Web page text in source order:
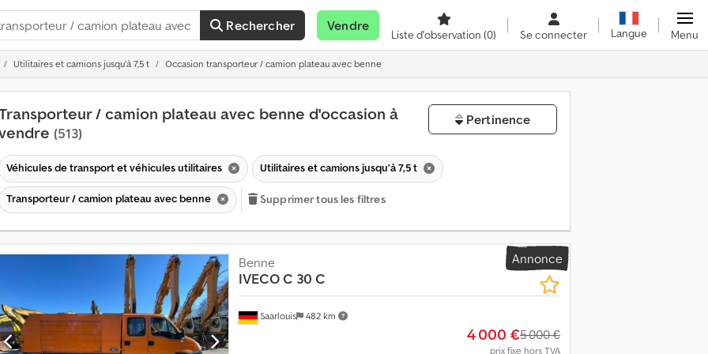
Rechercher Vendre
Liste d'observation (0) Se connecter Langue Menu
Utilitaires et camions jusqu’à 7,5 t Occasion transporteur / camion plateau avec benne
/ camion plateau avec benne d'occasion à
(513)
Pertinence
Véhicules de transport et véhicules utilitaires Utilitaires et camions jusqu’à 7,5 t
Transporteur / camion plateau avec benne Supprimer tous les filtres
Annonce
Saarlouis 482 km
Benne
IVECOC 30 C
4 000 €5 000 €
prix fixe hors TVA